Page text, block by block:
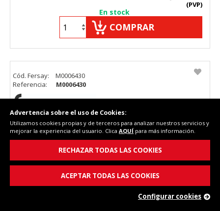
(PVP)
En stock
COMPRAR
Tapon centro de planchado marca POLTI modelo :
LECOASPIRA 700
Cód. Fersay:
M0006430
Referencia:
M0006430
Advertencia sobre el uso de Cookies:
Utilizamos cookies propias y de terceros para analizar nuestros servicios y
mejorar la experiencia del usuario. Clica AQUÍ para más información.
RECHAZAR TODAS LAS COOKIES
ACEPTAR TODAS LAS COOKIES
Configurar cookies